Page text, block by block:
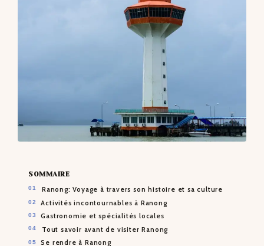
SOMMAIRE
Ranong: Voyage à travers son histoire et sa culture
Activités incontournables à Ranong
Gastronomie et spécialités locales
Tout savoir avant de visiter Ranong
Se rendre à Ranong